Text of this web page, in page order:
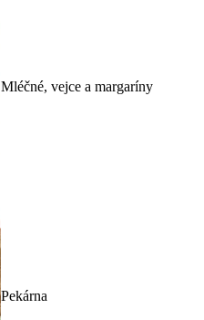
Mléčné, vejce a margaríny
Pekárna